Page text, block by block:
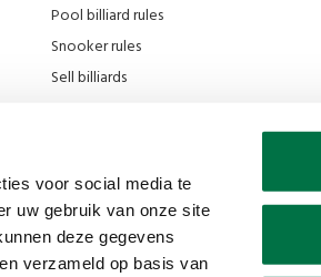
voor social media te
uw gebruik van onze site
deze gegevens
verzameld op basis van
Pool billiard rules
Snooker rules
Sell ​​billiards
Promotie Filmpjes Van den Broek Biljarts
Blog
Billiards museum
div links